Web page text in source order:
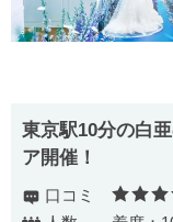
東京駅10分の白
ア開催！
口コミ